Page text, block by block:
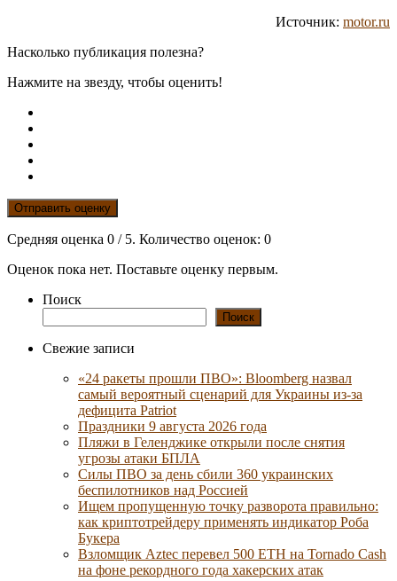
Источник: motor.ru
Насколько публикация полезна?
Нажмите на звезду, чтобы оценить!
Отправить оценку
Средняя оценка 0 / 5. Количество оценок: 0
Оценок пока нет. Поставьте оценку первым.
Поиск
Поиск
Свежие записи
«24 ракеты прошли ПВО»: Bloomberg назвал
самый вероятный сценарий для Украины из-за
дефицита Patriot
Праздники 9 августа 2026 года
Пляжи в Геленджике открыли после снятия
угрозы атаки БПЛА
Силы ПВО за день сбили 360 украинских
беспилотников над Россией
Ищем пропущенную точку разворота правильно:
как криптотрейдеру применять индикатор Роба
Букера
Взломщик Aztec перевел 500 ETH на Tornado Cash
на фоне рекордного года хакерских атак